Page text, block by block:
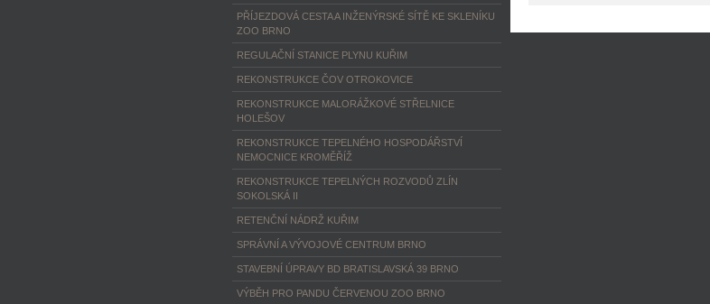
PŘÍJEZDOVÁ CESTA A INŽENÝRSKÉ SÍTĚ KE SKLENÍKU
ZOO BRNO
REGULAČNÍ STANICE PLYNU KUŘIM
REKONSTRUKCE ČOV OTROKOVICE
REKONSTRUKCE MALORÁŽKOVÉ STŘELNICE
HOLEŠOV
REKONSTRUKCE TEPELNÉHO HOSPODÁŘSTVÍ
NEMOCNICE KROMĚŘÍŽ
REKONSTRUKCE TEPELNÝCH ROZVODŮ ZLÍN
SOKOLSKÁ II
RETENČNÍ NÁDRŽ KUŘIM
SPRÁVNÍ A VÝVOJOVÉ CENTRUM BRNO
STAVEBNÍ ÚPRAVY BD BRATISLAVSKÁ 39 BRNO
VÝBĚH PRO PANDU ČERVENOU ZOO BRNO